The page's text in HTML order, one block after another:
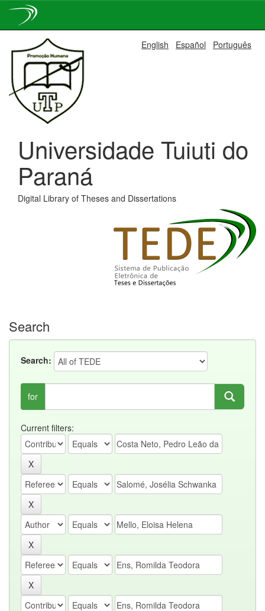
navigation
English Español Português
Universidade Tuiuti do
Paraná
Digital Library of Theses and Dissertations
Search
Search:
for
Current filters: